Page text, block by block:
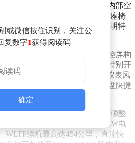
但通过扁平化电池布局实现了内部空
油版增加25%至441升，后排座椅
。大众首席设计师安德烈亚斯·明特
字时代注入情感温度"。
10英寸数字仪表盘与13英寸中控屏构
实体空调按键以兼顾实用性。特别开
数字界面模拟成初代高尔夫的仪表风
鸣。基于用户反馈优化的方向盘快捷
人机交互效率。
基础版搭载85kW电机与37kWh磷酸
99kW电机，顶配版则配备155kW电
WLTP续航最高达454公里，直流快
或微信按住识别，关注公
复数字1获得阅读码
确定